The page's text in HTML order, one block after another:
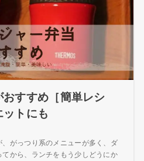
すすめ［簡単レシ
ットにも
がっつり系のメニューが多く、ダ
から、ランチをもう少しどうにか